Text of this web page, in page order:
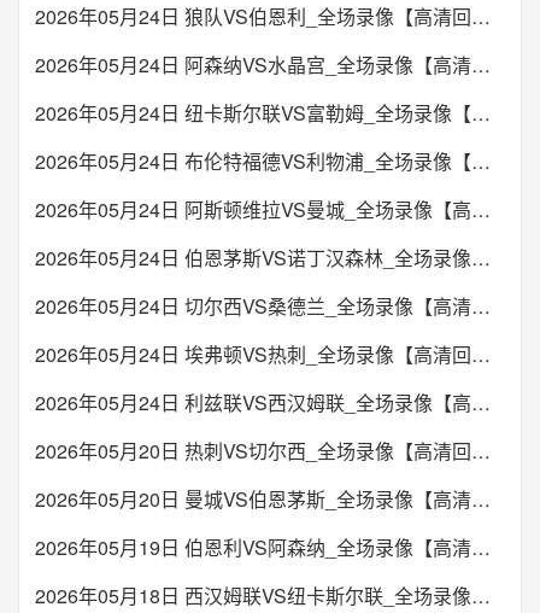
2026年05月24日 狼队VS伯恩利_全场录像【高清回放】
2026年05月24日 阿森纳VS水晶宫_全场录像【高清回放】
2026年05月24日 纽卡斯尔联VS富勒姆_全场录像【高清回放】
2026年05月24日 布伦特福德VS利物浦_全场录像【高清回放】
2026年05月24日 阿斯顿维拉VS曼城_全场录像【高清回放】
2026年05月24日 伯恩茅斯VS诺丁汉森林_全场录像【高清回放】
2026年05月24日 切尔西VS桑德兰_全场录像【高清回放】
2026年05月24日 埃弗顿VS热刺_全场录像【高清回放】
2026年05月24日 利兹联VS西汉姆联_全场录像【高清回放】
2026年05月20日 热刺VS切尔西_全场录像【高清回放】
2026年05月20日 曼城VS伯恩茅斯_全场录像【高清回放】
2026年05月19日 伯恩利VS阿森纳_全场录像【高清回放】
2026年05月18日 西汉姆联VS纽卡斯尔联_全场录像【高清回放】